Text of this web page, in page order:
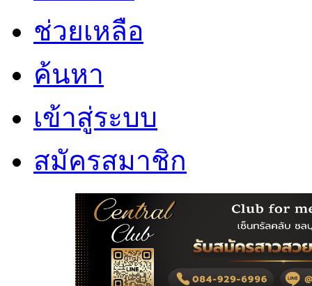
ช่วยเหลือ
ค้นหา
เข้าสู่ระบบ
สมัครสมาชิก